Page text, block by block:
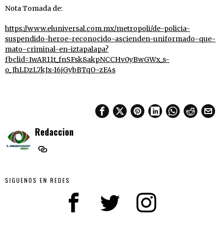
Nota Tomada de:
https://www.eluniversal.com.mx/metropoli/de-policia-
suspendido-heroe-reconocido-ascienden-uniformado-que-
mato-criminal-en-iztapalapa?
fbclid=IwAR11t_fnSFsk8akpNCCHv0yBwGWx_s-
o_JhLDzL7kJx-16jGybBTqO-zE4s
Redaccion
SIGUENOS EN REDES